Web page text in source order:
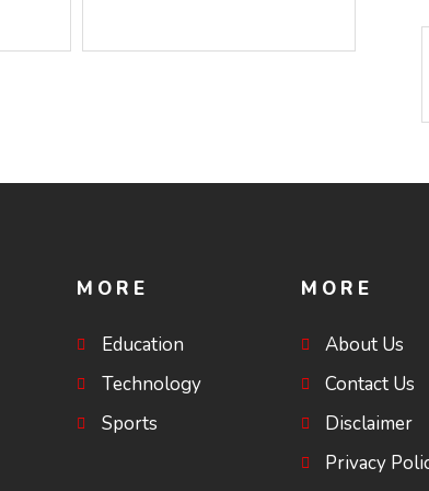
ഗുരുപൂർണിമ ആഘോഷം
MORE
Education
Technology
Sports
MORE
About Us
Contact Us
Disclaimer
Privacy